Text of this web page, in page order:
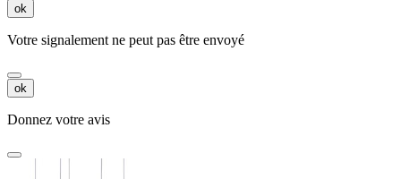
ok
Votre signalement ne peut pas être envoyé
ok
Donnez votre avis